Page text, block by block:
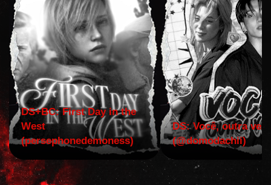
DS+BC: First Day in the
West
(persephonedemoness)
DS: Você, outra vez!
(@domodachii)